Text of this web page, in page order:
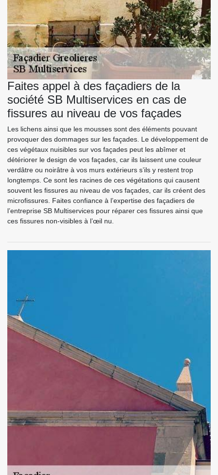
Faites appel à des façadiers de la
société SB Multiservices en cas de
fissures au niveau de vos façades
Les lichens ainsi que les mousses sont des éléments pouvant
provoquer des dommages sur les façades. Le développement de
ces végétaux nuisibles sur vos façades peut les abîmer et
détériorer le design de vos façades, car ils laissent une couleur
verdâtre ou noirâtre à vos murs extérieurs s’ils y restent trop
longtemps. Ce sont les racines de ces végétations qui causent
souvent les fissures au niveau de vos façades, car ils créent des
microfissures. Faites confiance à l’expertise des façadiers de
l’entreprise SB Multiservices pour réparer ces fissures ainsi que
ces fissures non-visibles à l’œil nu.